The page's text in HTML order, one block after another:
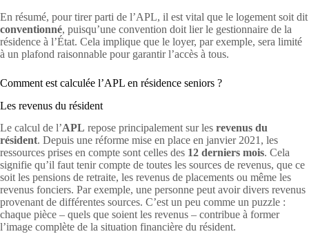
En résumé, pour tirer parti de l’APL, il est vital que le logement soit dit
conventionné, puisqu’une convention doit lier le gestionnaire de la
résidence à l’État. Cela implique que le loyer, par exemple, sera limité
à un plafond raisonnable pour garantir l’accès à tous.
Comment est calculée l’APL en résidence seniors ?
Les revenus du résident
Le calcul de l’APL repose principalement sur les revenus du
résident. Depuis une réforme mise en place en janvier 2021, les
ressources prises en compte sont celles des 12 derniers mois. Cela
signifie qu’il faut tenir compte de toutes les sources de revenus, que ce
soit les pensions de retraite, les revenus de placements ou même les
revenus fonciers. Par exemple, une personne peut avoir divers revenus
provenant de différentes sources. C’est un peu comme un puzzle :
chaque pièce – quels que soient les revenus – contribue à former
l’image complète de la situation financière du résident.